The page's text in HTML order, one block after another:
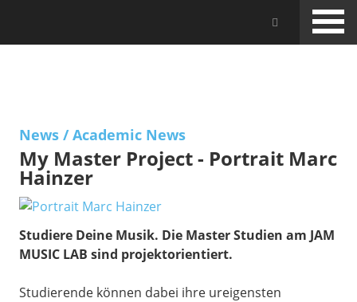
main
Jam Music Lab University
News /Academic News
My Master Project - Portrait Marc
Hainzer
Studiere Deine Musik. Die Master Studien am JAM
MUSIC LAB sind projektorientiert.
Studierende können dabei ihre ureigensten